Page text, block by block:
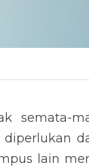
semata-
lain